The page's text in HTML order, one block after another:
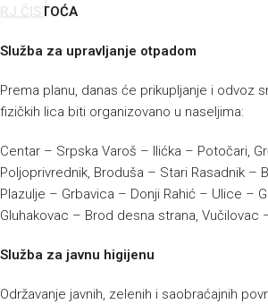
RJ ČISTOĆA
Služba za upravljanje otpadom
Prema planu, danas će prikupljanje i odvoz
fizičkih lica biti organizovano u naseljima:
Centar – Srpska Varoš – Ilićka – Potočari,
Poljoprivrednik, Broduša – Stari Rasadnik –
Plazulje – Grbavica – Donji Rahić – Ulice –
Gluhakovac – Brod desna strana, Vučilovac
Služba za javnu higijenu
Održavanje javnih, zelenih i saobraćajnih